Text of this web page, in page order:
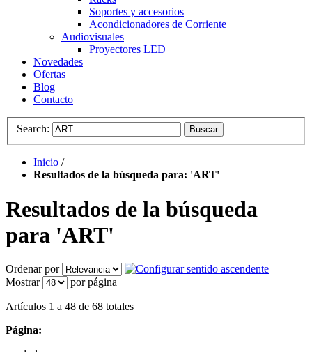
Soportes y accesorios
Acondicionadores de Corriente
Audiovisuales
Proyectores LED
Novedades
Ofertas
Blog
Contacto
Search: Buscar
Inicio /
Resultados de la búsqueda para: 'ART'
Resultados de la búsqueda
para 'ART'
Ordenar por
Mostrar
por página
Artículos 1 a 48 de 68 totales
Página: